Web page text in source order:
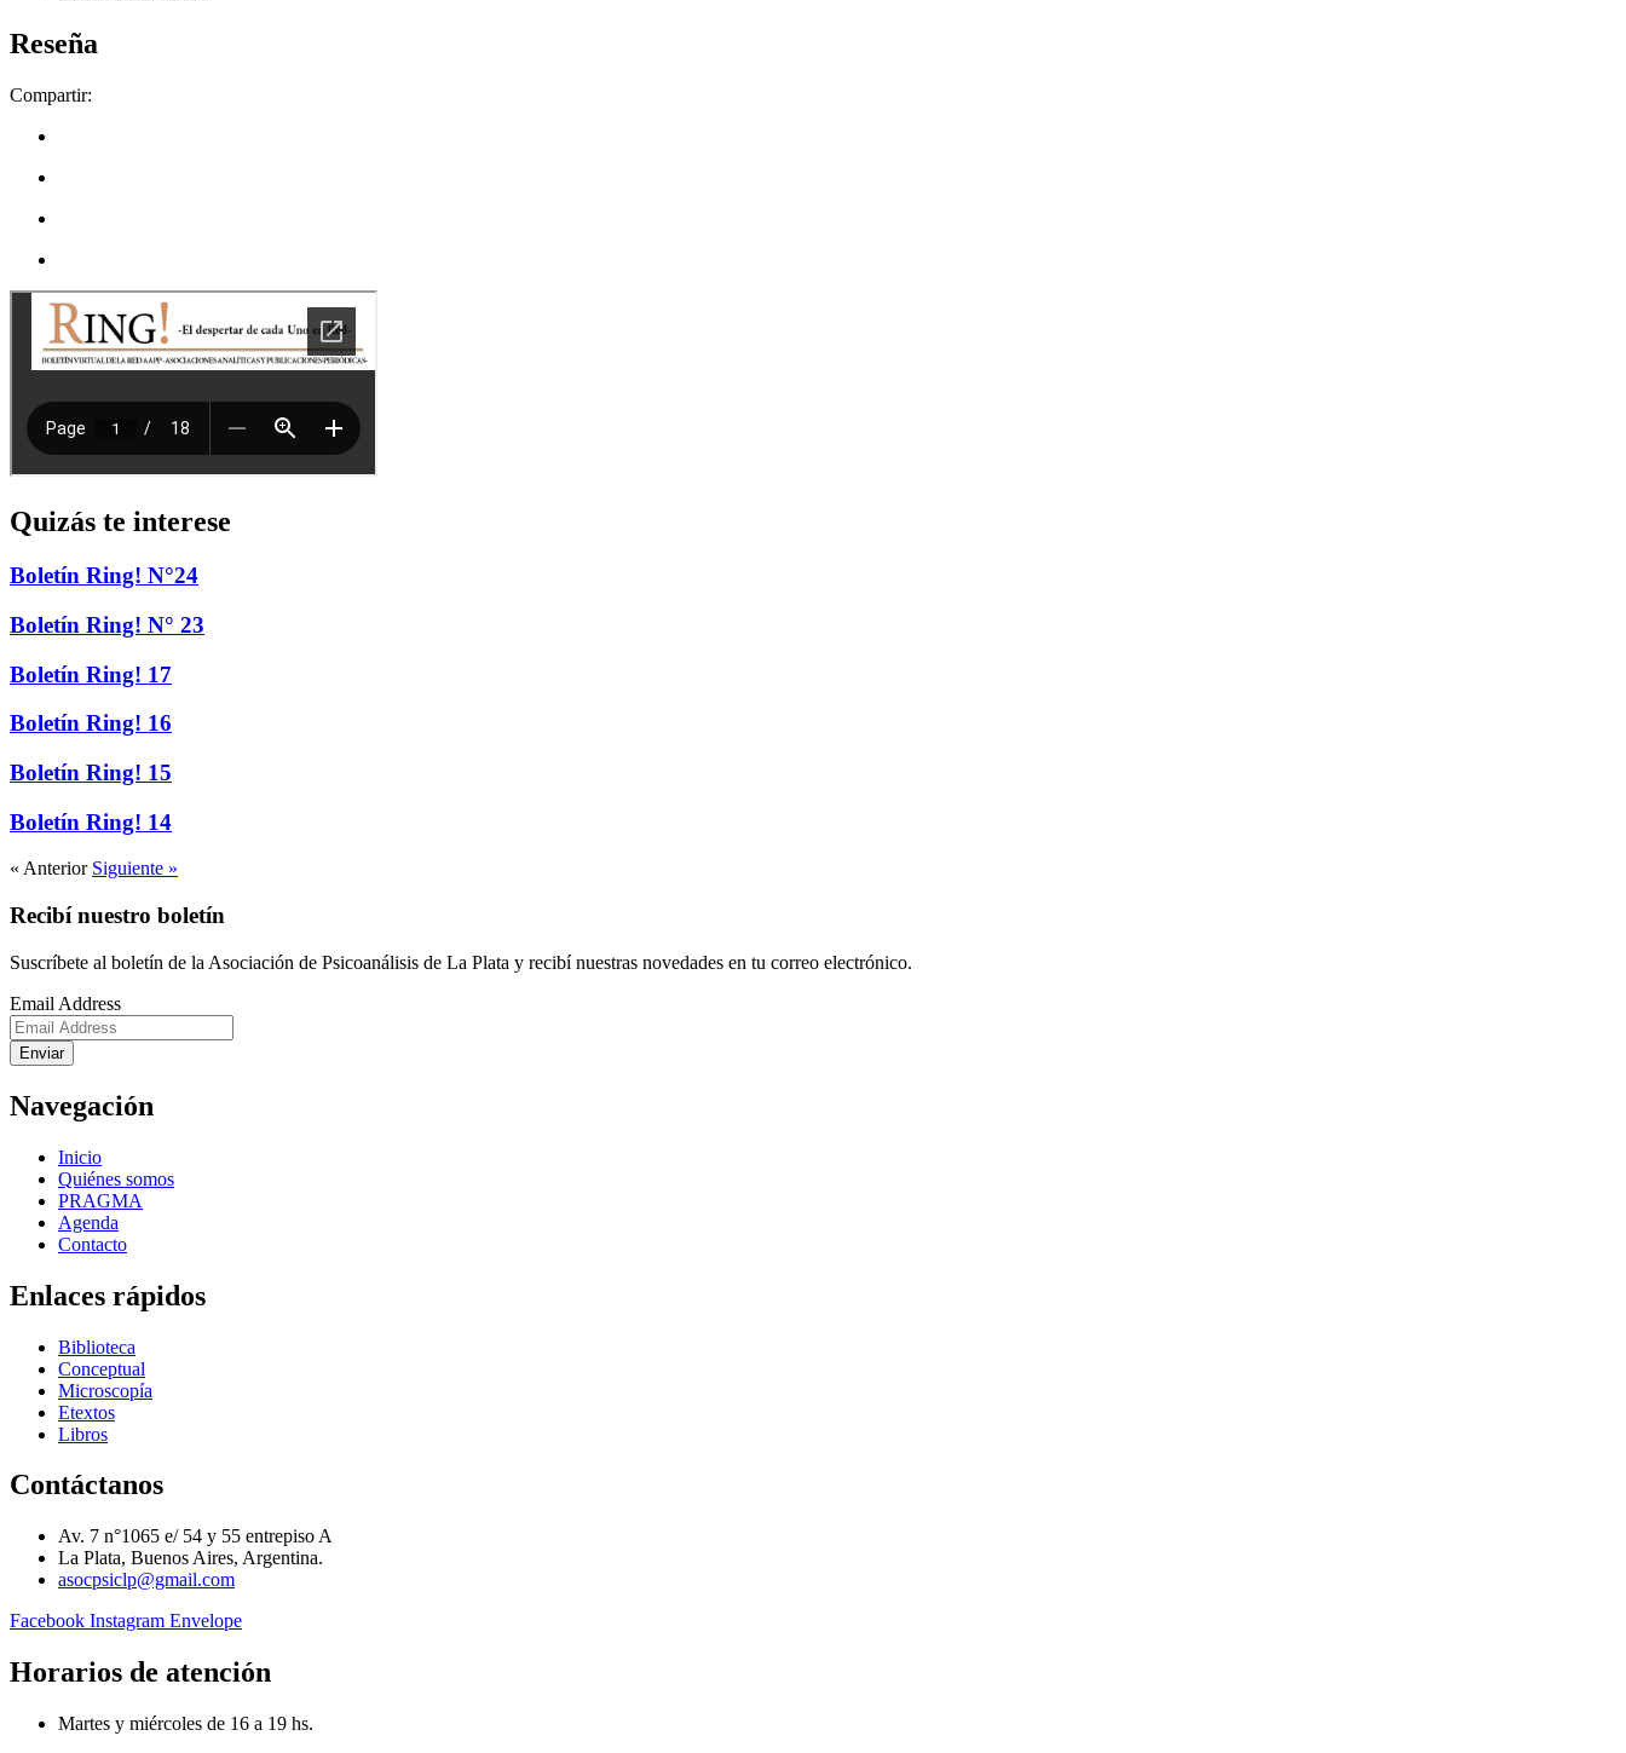
Reseña
Compartir:
Quizás te interese
Boletín Ring! N°24
Boletín Ring! N° 23
Boletín Ring! 17
Boletín Ring! 16
Boletín Ring! 15
Boletín Ring! 14
« Anterior Siguiente »
Recibí nuestro boletín
Suscríbete al boletín de la Asociación de Psicoanálisis de La Plata y recibí nuestras novedades en tu correo electrónico.
Email Address
Enviar
Navegación
Inicio
Quiénes somos
PRAGMA
Agenda
Contacto
Enlaces rápidos
Biblioteca
Conceptual
Microscopía
Etextos
Libros
Contáctanos
Av. 7 n°1065 e/ 54 y 55 entrepiso A
La Plata, Buenos Aires, Argentina.
asocpsiclp@gmail.com
Facebook Instagram Envelope
Horarios de atención
Martes y miércoles de 16 a 19 hs.